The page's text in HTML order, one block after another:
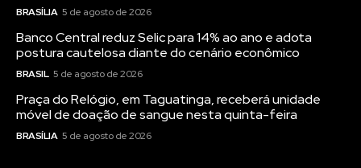
BRASÍLIA 5 de agosto de 2026
Banco Central reduz Selic para 14% ao ano e adota
postura cautelosa diante do cenário econômico
BRASIL 5 de agosto de 2026
Praça do Relógio, em Taguatinga, receberá unidade
móvel de doação de sangue nesta quinta-feira
BRASÍLIA 5 de agosto de 2026